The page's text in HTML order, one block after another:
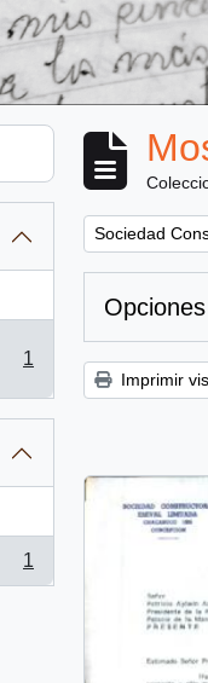
1
1
Remove filter:
Sociedad
Imprimir